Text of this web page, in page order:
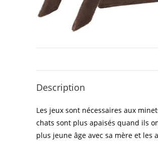
Description
Les jeux sont nécessaires aux
chats sont plus apaisés quand ils
plus jeune âge avec sa mère et